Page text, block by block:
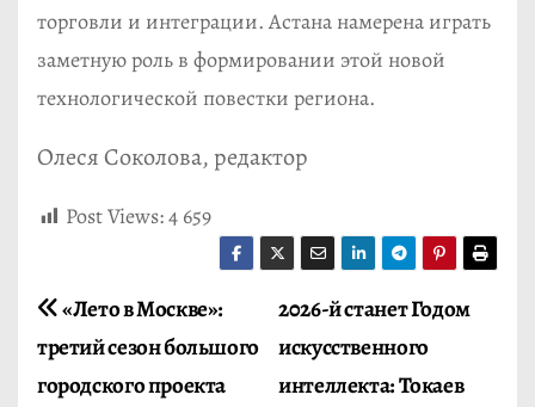
торговли и интеграции. Астана намерена играть
заметную роль в формировании этой новой
технологической повестки региона.
Олеся Соколова, редактор
Post Views:4 659
Н
а
2026-й станет Годом
искусственного
интеллекта: Токаев
«Лето в Москве»:
третий сезон большого
городского проекта